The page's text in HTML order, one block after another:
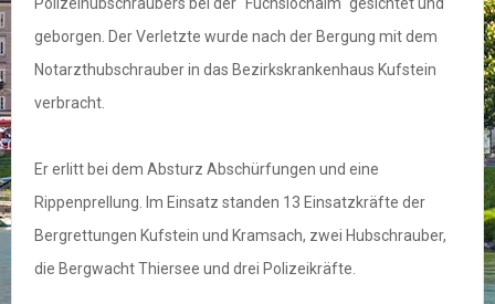
Polizeihubschraubers bei der "Fuchslochalm" gesichtet und
geborgen. Der Verletzte wurde nach der Bergung mit dem
Notarzthubschrauber in das Bezirkskrankenhaus Kufstein
verbracht.
Er erlitt bei dem Absturz Abschürfungen und eine
Rippenprellung. Im Einsatz standen 13 Einsatzkräfte der
Bergrettungen Kufstein und Kramsach, zwei Hubschrauber,
die Bergwacht Thiersee und drei Polizeikräfte.